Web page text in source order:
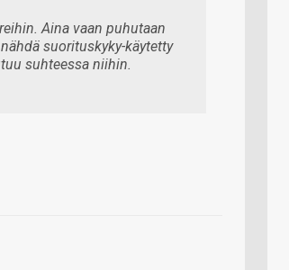
Aina vaan puhutaan
suorituskyky-käytetty
suhteessa niihin.